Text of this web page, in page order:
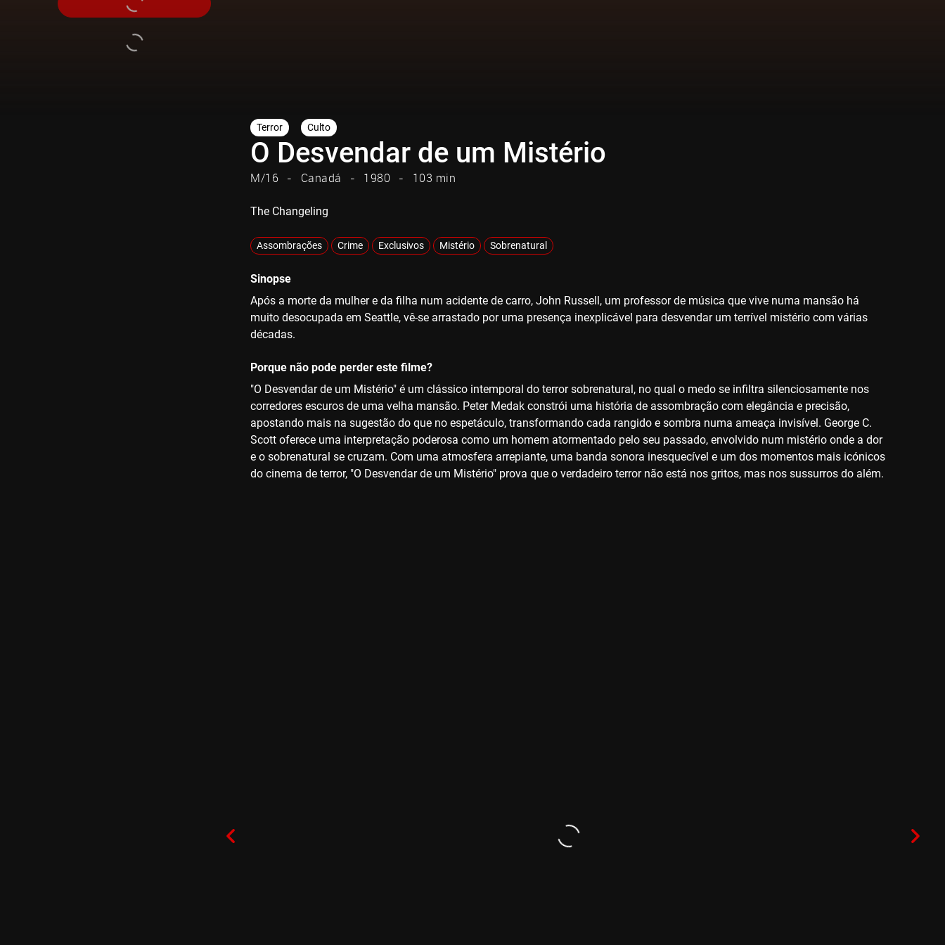
Terror Culto
O Desvendar de um Mistério
M/16 Canadá 1980 103 min
The Changeling
Assombrações Crime Exclusivos Mistério Sobrenatural
Sinopse
Após a morte da mulher e da filha num acidente de carro, John Russell, um professor de música que vive numa mansão há
muito desocupada em Seattle, vê-se arrastado por uma presença inexplicável para desvendar um terrível mistério com várias
décadas.
Porque não pode perder este filme?
"O Desvendar de um Mistério" é um clássico intemporal do terror sobrenatural, no qual o medo se infiltra silenciosamente nos
corredores escuros de uma velha mansão. Peter Medak constrói uma história de assombração com elegância e precisão,
apostando mais na sugestão do que no espetáculo, transformando cada rangido e sombra numa ameaça invisível. George C.
Scott oferece uma interpretação poderosa como um homem atormentado pelo seu passado, envolvido num mistério onde a dor
e o sobrenatural se cruzam. Com uma atmosfera arrepiante, uma banda sonora inesquecível e um dos momentos mais icónicos
do cinema de terror, "O Desvendar de um Mistério" prova que o verdadeiro terror não está nos gritos, mas nos sussurros do além.